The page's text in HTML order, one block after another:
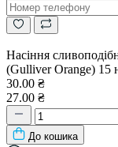
Насіння
(Gulliver Orange) 15
30.00 ₴
27.00 ₴
До кошика